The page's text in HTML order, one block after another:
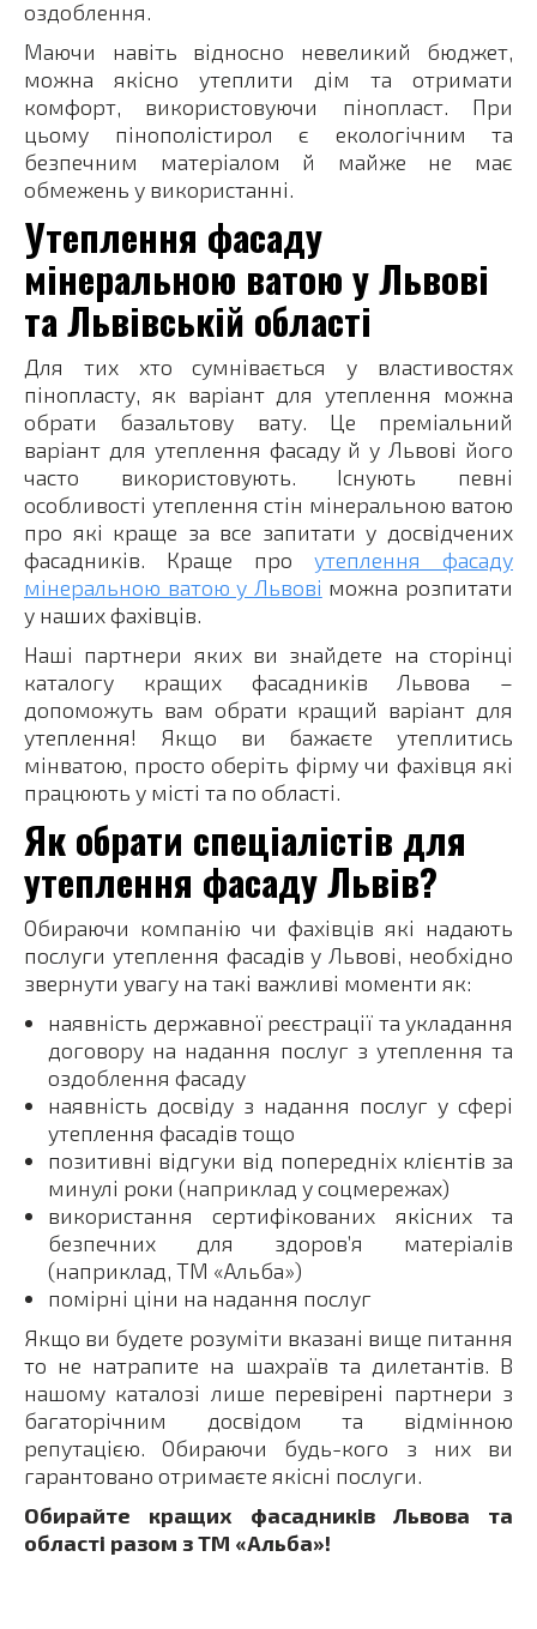
оздоблення.
Маючи навіть відносно невеликий бюджет,
можна якісно утеплити дім та отримати
комфорт, використовуючи пінопласт. При
цьому пінополістирол є екологічним та
безпечним матеріалом й майже не має
обмежень у використанні.
Утеплення фасаду
мінеральною ватою у Львові
та Львівській області
Для тих хто сумнівається у властивостях
пінопласту, як варіант для утеплення можна
обрати базальтову вату. Це преміальний
варіант для утеплення фасаду й у Львові його
часто використовують. Існують певні
особливості утеплення стін мінеральною ватою
про які краще за все запитати у досвідчених
фасадників. Краще про утеплення фасаду
мінеральною ватою у Львові можна розпитати
у наших фахівців.
Наші партнери яких ви знайдете на сторінці
каталогу кращих фасадників Львова –
допоможуть вам обрати кращий варіант для
утеплення! Якщо ви бажаєте утеплитись
мінватою, просто оберіть фірму чи фахівця які
працюють у місті та по області.
Як обрати спеціалістів для
утеплення фасаду Львів?
Обираючи компанію чи фахівців які надають
послуги утеплення фасадів у Львові, необхідно
звернути увагу на такі важливі моменти як:
наявність державної реєстрації та укладання
договору на надання послуг з утеплення та
оздоблення фасаду
наявність досвіду з надання послуг у сфері
утеплення фасадів тощо
позитивні відгуки від попередніх клієнтів за
минулі роки (наприклад у соцмережах)
використання сертифікованих якісних та
безпечних для здоров’я матеріалів
(наприклад, ТМ «Альба»)
помірні ціни на надання послуг
Якщо ви будете розуміти вказані вище питання
то не натрапите на шахраїв та дилетантів. В
нашому каталозі лише перевірені партнери з
багаторічним досвідом та відмінною
репутацією. Обираючи будь-кого з них ви
гарантовано отримаєте якісні послуги.
Обирайте кращих фасадників Львова та
області разом з ТМ «Альба»!